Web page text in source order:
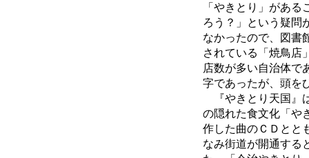
「やきとり」があ
ろう？」という疑問
なかったので、図書
されている「焼鳥店
店数が多い自治体で
字であったが、頭を
『やきとり天国』
の隠れた食文化「や
作した曲のＣＤとと
なみ街道が開通する